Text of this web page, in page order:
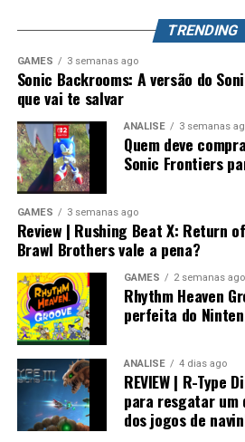
mundo. Splatoon Raiders pode
mas também pode representar o
maior evolução que a série já teve.
TRENDING
GAMES 3 semanas ago
Sonic Backrooms: A versão do
que vai te salvar
ANÁLISE 3 semanas
Quem deve
Sonic Frontiers
GAMES 3 semanas ago
Review | Rushing Beat X: Return of
Brawl Brothers vale a pena?
GAMES 2 semanas ago
Rhythm Heaven
perfeita do
ANÁLISE 4 dias ago
REVIEW | R-Type
para resgatar um
dos jogos de